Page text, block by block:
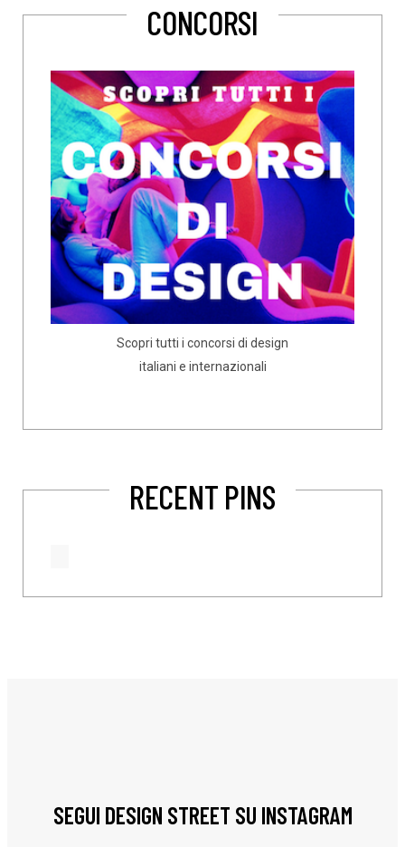
CONCORSI
Scopri tutti i concorsi di design
italiani e internazionali
RECENT PINS
SEGUI DESIGN STREET SU INSTAGRAM